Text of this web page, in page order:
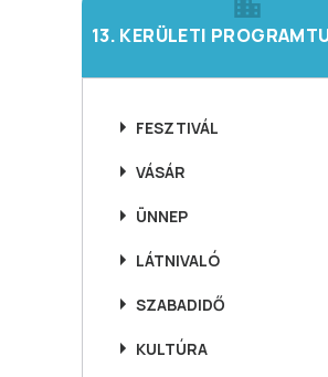
13. KERÜLETI
FESZTIVÁL
VÁSÁR
ÜNNEP
LÁTNIVALÓ
SZABADIDŐ
KULTÚRA